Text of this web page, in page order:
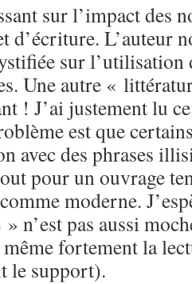
sur l’impact des
d’écriture. L’auteur
sur l’utilisation
Une autre «
! J’ai justement lu
est que
avec des phrases
pour un ouvrage
moderne.
n’est pas aussi
fortement la
le support).